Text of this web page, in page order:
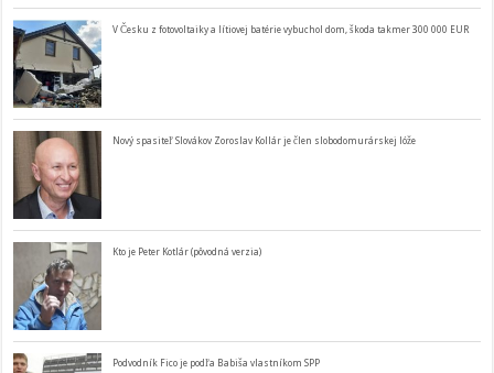
V Česku z fotovoltaiky a lítiovej batérie vybuchol dom, škoda takmer 300 000 EUR
Nový spasiteľ Slovákov Zoroslav Kollár je člen slobodomurárskej lóže
Kto je Peter Kotlár (pôvodná verzia)
Podvodník Fico je podľa Babiša vlastníkom SPP